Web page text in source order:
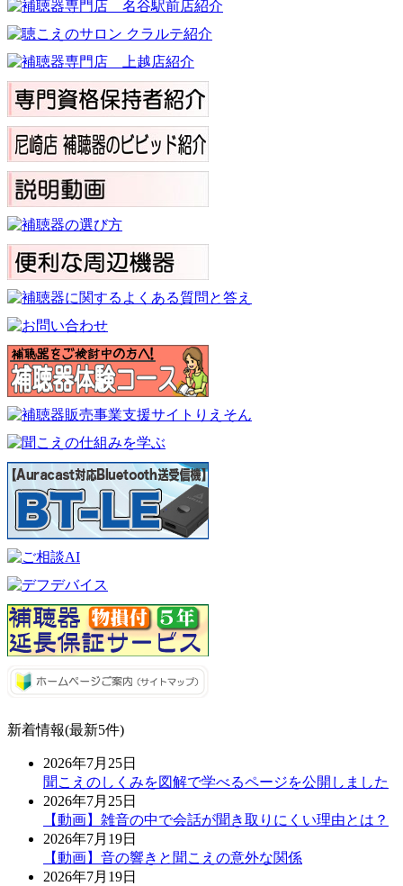
新着情報(最新5件)
2026年7月25日
聞こえのしくみを図解で学べるページを公開しました
2026年7月25日
【動画】雑音の中で会話が聞き取りにくい理由とは？
2026年7月19日
【動画】音の響きと聞こえの意外な関係
2026年7月19日